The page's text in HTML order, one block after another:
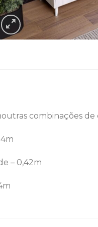
combinações de
– 0,42m